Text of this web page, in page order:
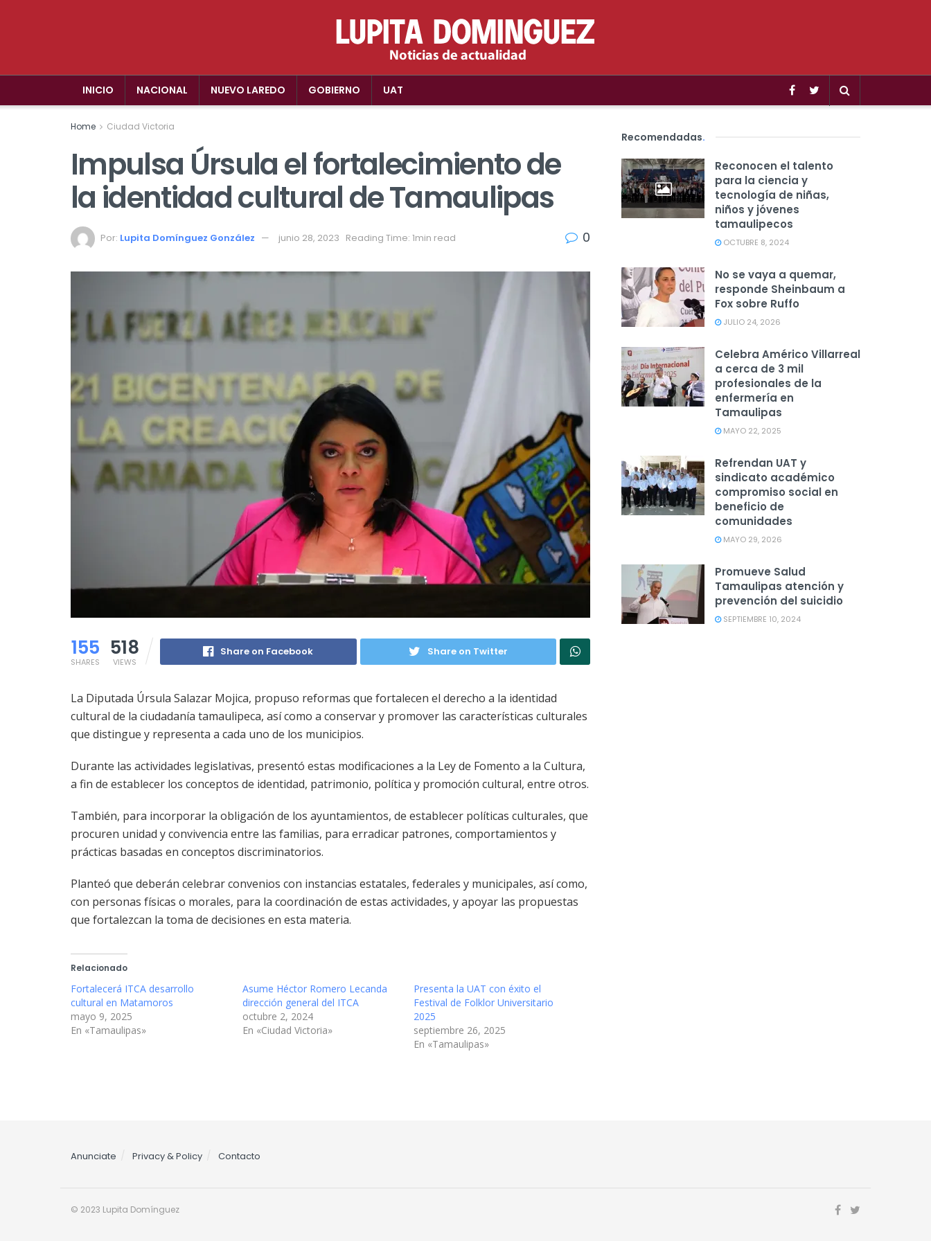
INICIO NACIONAL NUEVO LAREDO GOBIERNO UAT
Home Ciudad Victoria
Impulsa Úrsula el fortalecimiento de
la identidad cultural de Tamaulipas
Por: Lupita Domínguez González junio 28, 2023 Reading Time: 1min read 0
155
SHARES
518
VIEWS
Share on Facebook Share on Twitter
La Diputada Úrsula Salazar Mojica, propuso reformas que fortalecen el derecho a la identidad
cultural de la ciudadanía tamaulipeca, así como a conservar y promover las características culturales
que distingue y representa a cada uno de los municipios.
Durante las actividades legislativas, presentó estas modificaciones a la Ley de Fomento a la Cultura,
a fin de establecer los conceptos de identidad, patrimonio, política y promoción cultural, entre otros.
También, para incorporar la obligación de los ayuntamientos, de establecer políticas culturales, que
procuren unidad y convivencia entre las familias, para erradicar patrones, comportamientos y
prácticas basadas en conceptos discriminatorios.
Planteó que deberán celebrar convenios con instancias estatales, federales y municipales, así como,
con personas físicas o morales, para la coordinación de estas actividades, y apoyar las propuestas
que fortalezcan la toma de decisiones en esta materia.
Relacionado
Fortalecerá ITCA desarrollo
cultural en Matamoros
mayo 9, 2025
En «Tamaulipas»
Asume Héctor Romero Lecanda
dirección general del ITCA
octubre 2, 2024
En «Ciudad Victoria»
Presenta la UAT con éxito el
Festival de Folklor Universitario
2025
septiembre 26, 2025
En «Tamaulipas»
Recomendadas.
Reconocen el talento
para la ciencia y
tecnología de niñas,
niños y jóvenes
tamaulipecos
OCTUBRE 8, 2024
No se vaya a quemar,
responde Sheinbaum a
Fox sobre Ruffo
JULIO 24, 2026
Celebra Américo Villarreal
a cerca de 3 mil
profesionales de la
enfermería en
Tamaulipas
MAYO 22, 2025
Refrendan UAT y
sindicato académico
compromiso social en
beneficio de
comunidades
MAYO 29, 2026
Promueve Salud
Tamaulipas atención y
prevención del suicidio
SEPTIEMBRE 10, 2024
Anunciate Privacy & Policy Contacto
© 2023 Lupita Domínguez